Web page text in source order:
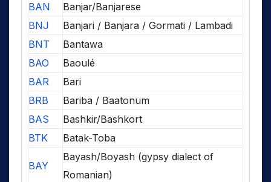
BAN
Banjar/Banjarese
BNJ
Banjari / Banjara / Gormati / Lambadi
BNT
Bantawa
BAO
Baoulé
BAR
Bari
BRB
Bariba / Baatonum
BAS
Bashkir/Bashkort
BTK
Batak-Toba
BAY
Bayash/Boyash (gypsy dialect of
Romanian)